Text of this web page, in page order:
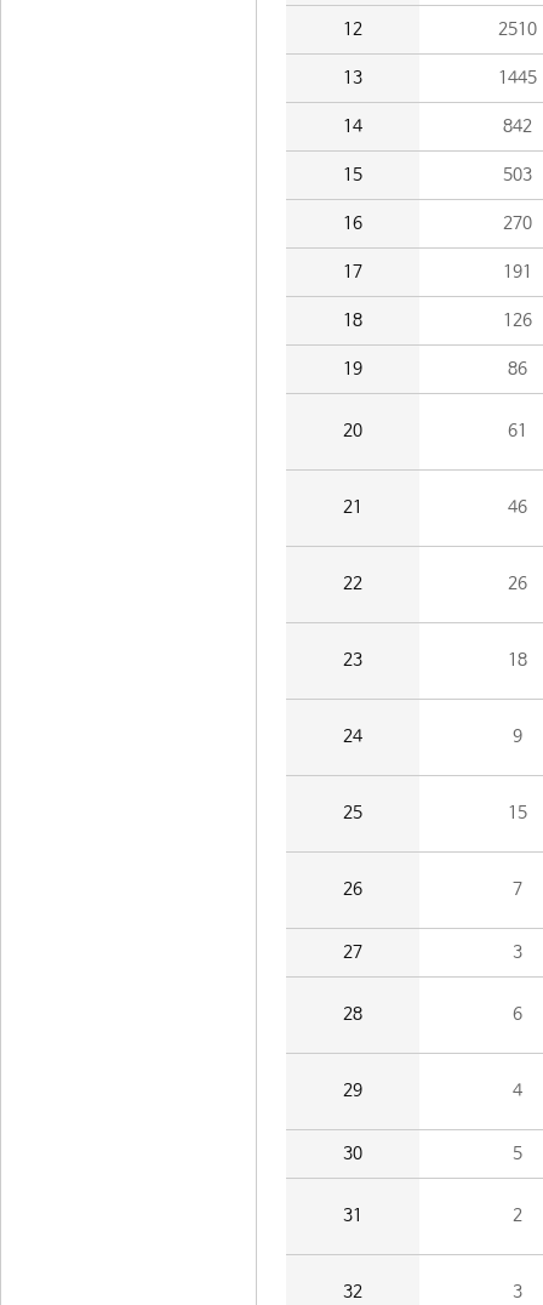
12 2510
13 1445
14 842
15 503
16 270
17 191
18 126
19 86
20 61
21 46
22 26
23 18
24 9
25 15
26 7
27 3
28 6
29 4
30 5
31 2
32 3